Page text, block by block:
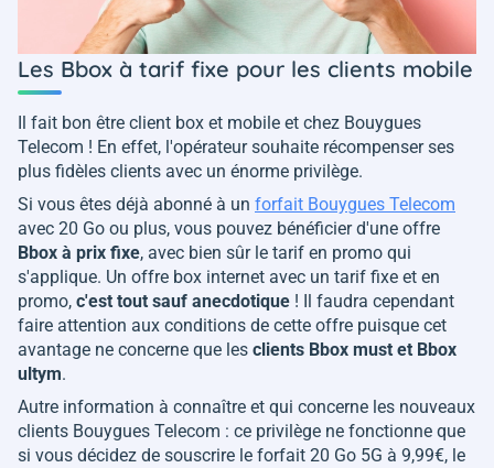
Les Bbox à tarif fixe pour les clients mobile
Il fait bon être client box et mobile et chez Bouygues
Telecom ! En effet, l'opérateur souhaite récompenser ses
plus fidèles clients avec un énorme privilège.
Si vous êtes déjà abonné à un forfait Bouygues Telecom
avec 20 Go ou plus, vous pouvez bénéficier d'une offre
Bbox à prix fixe, avec bien sûr le tarif en promo qui
s'applique. Un offre box internet avec un tarif fixe et en
promo, c'est tout sauf anecdotique ! Il faudra cependant
faire attention aux conditions de cette offre puisque cet
avantage ne concerne que les clients Bbox must et Bbox
ultym.
Autre information à connaître et qui concerne les nouveaux
clients Bouygues Telecom : ce privilège ne fonctionne que
si vous décidez de souscrire le forfait 20 Go 5G à 9,99€, le